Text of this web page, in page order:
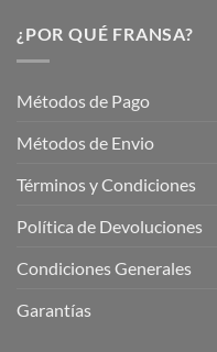
¿POR QUÉ FRANSA?
Métodos de Pago
Métodos de Envio
Términos y Condiciones
Política de Devoluciones
Condiciones Generales
Garantías